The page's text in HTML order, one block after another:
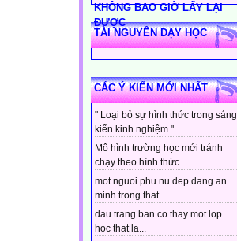
KHÔNG BAO GIỜ LẤY LẠI
ĐƯỢC
TÀI NGUYÊN DẠY HỌC
CÁC Ý KIẾN MỚI NHẤT
" Loại bỏ sự hình thức trong sáng
kiến kinh nghiệm "...
Mô hình trường học mới tránh
chạy theo hình thức...
mot nguoi phu nu dep dang an
minh trong that...
dau trang ban co thay mot lop
hoc that la...